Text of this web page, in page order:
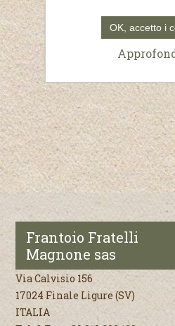
Frantoio Fratelli
Magnone sas
Via Calvisio 156
17024 Finale Ligure (SV)
ITALIA
OK, accetto i